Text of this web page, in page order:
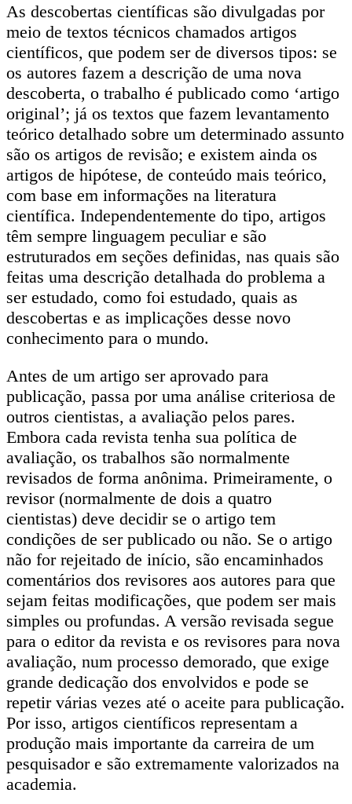
As descobertas científicas são divulgadas por
meio de textos técnicos chamados artigos
científicos, que podem ser de diversos tipos: se
os autores fazem a descrição de uma nova
descoberta, o trabalho é publicado como ‘artigo
original’; já os textos que fazem levantamento
teórico detalhado sobre um determinado assunto
são os artigos de revisão; e existem ainda os
artigos de hipótese, de conteúdo mais teórico,
com base em informações na literatura
científica. Independentemente do tipo, artigos
têm sempre linguagem peculiar e são
estruturados em seções definidas, nas quais são
feitas uma descrição detalhada do problema a
ser estudado, como foi estudado, quais as
descobertas e as implicações desse novo
conhecimento para o mundo.
Antes de um artigo ser aprovado para
publicação, passa por uma análise criteriosa de
outros cientistas, a avaliação pelos pares.
Embora cada revista tenha sua política de
avaliação, os trabalhos são normalmente
revisados de forma anônima. Primeiramente, o
revisor (normalmente de dois a quatro
cientistas) deve decidir se o artigo tem
condições de ser publicado ou não. Se o artigo
não for rejeitado de início, são encaminhados
comentários dos revisores aos autores para que
sejam feitas modificações, que podem ser mais
simples ou profundas. A versão revisada segue
para o editor da revista e os revisores para nova
avaliação, num processo demorado, que exige
grande dedicação dos envolvidos e pode se
repetir várias vezes até o aceite para publicação.
Por isso, artigos científicos representam a
produção mais importante da carreira de um
pesquisador e são extremamente valorizados na
academia.